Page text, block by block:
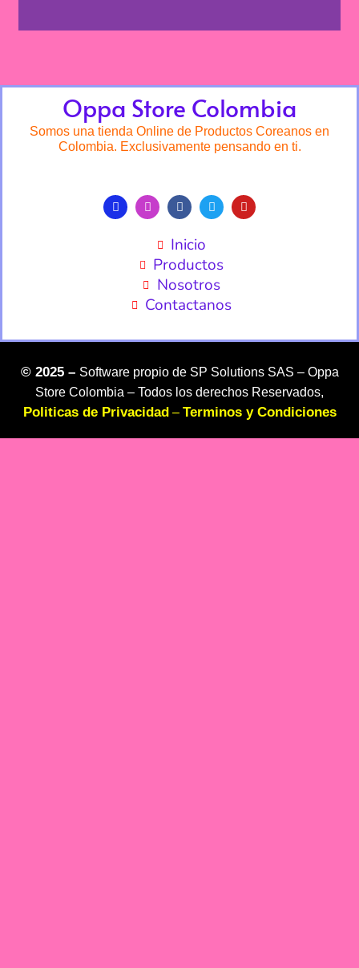
Oppa Store Colombia
Somos una tienda Online de Productos Coreanos en
Colombia. Exclusivamente pensando en ti.
Inicio
Productos
Nosotros
Contactanos
©2025 – Software propio de SP Solutions SAS – Oppa
Store Colombia – Todos los derechos Reservados,
Politicas de Privacidad – Terminos y Condiciones